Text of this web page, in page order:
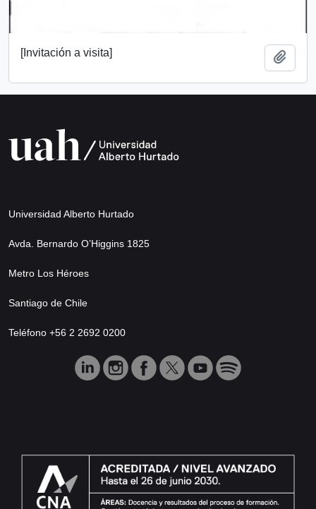
[Invitación a visita]
Universidad Alberto Hurtado
Avda. Bernardo O’Higgins 1825
Metro Los Héroes
Santiago de Chile
Teléfono +56 2 2692 0200